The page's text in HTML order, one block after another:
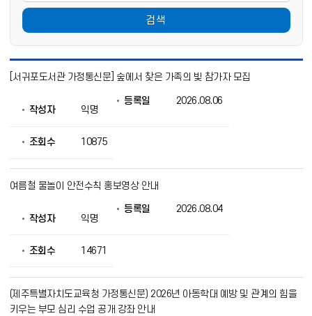
검색
정
로
번
호,
록
일,
조
[서귀포도서관 가정통신문] 숲에서 찾은 가족의 빛 참가자 모집
작성자 익명
등록일 2026.08.06
조회수 10875
여름철 물놀이 안전수칙 홍보영상 안내
작성자 익명
등록일 2026.08.04
조회수 14671
(제주특별자치도교육청 가정통신문) 2026년 아동학대 예방 및 관계의 힘을
키우는 부모 심리 수업 공개 강좌 안내